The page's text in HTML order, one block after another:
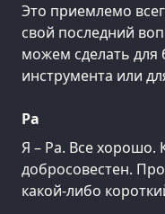
Это приемлемо
свой последний
можем сделать для
инструмента или
Ра
Я – Ра. Все
добросовестен.
какой-либо